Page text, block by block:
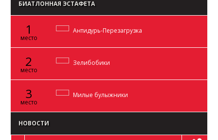
БИАТЛОННАЯ ЭСТАФЕТА
1
место
Антидурь-Перезагрузка
2
место
Зелибобики
3
место
Милые булыжники
НОВОСТИ